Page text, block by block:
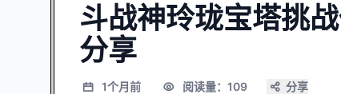
斗战神玲珑宝塔挑
分享
1个月前 阅读量：109 分享